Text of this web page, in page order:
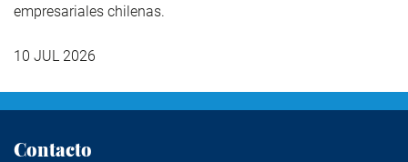
empresariales chilenas.
10 JUL 2026
Contacto